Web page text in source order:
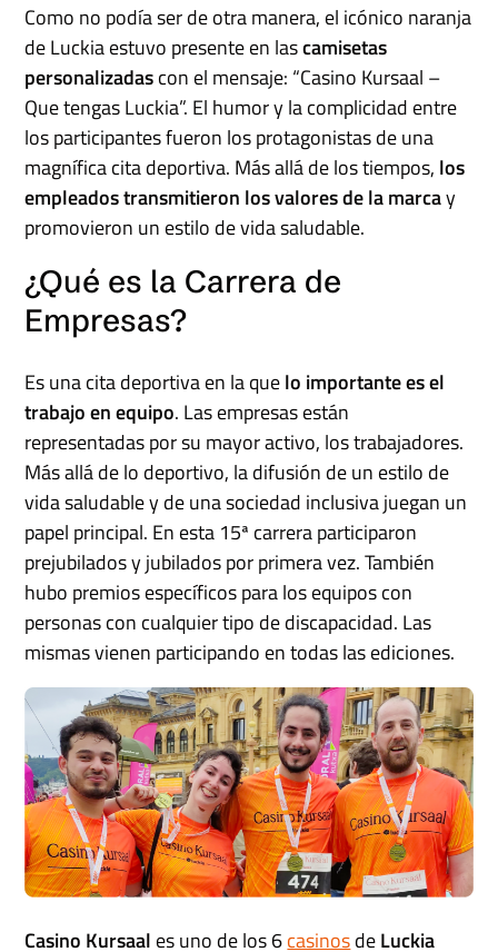
Como no podía ser de otra manera, el icónico naranja
de Luckia estuvo presente en lascamisetas
personalizadascon el mensaje: “Casino Kursaal –
Que tengas Luckia”. El humor y la complicidad entre
los participantes fueron los protagonistas de una
magnífica cita deportiva. Más allá de los tiempos, los
empleados transmitieron los valores de la marcay
promovieron un estilo de vida saludable.
¿Qué es la Carrera de
Empresas?
Es una cita deportiva en la quelo importante es el
trabajo en equipo. Las empresas están
representadas por su mayor activo, los trabajadores.
Más allá de lo deportivo, la difusión de un estilo de
vida saludable y de una sociedad inclusiva juegan un
papel principal. En esta 15ª carrera participaron
prejubilados y jubilados por primera vez. También
hubo premios específicos para los equipos con
personas con cualquier tipo de discapacidad. Las
mismas vienen participando en todas las ediciones.
Casino Kursaal es uno de los 6casinosdeLuckia